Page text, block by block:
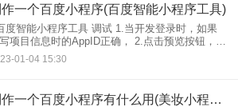
一个百度小程序(百度智能小程序工具)
智能小程序工具 调试 1.当开发登录时，如果
目信息时的AppID正确， 2.点击预览按钮，开
工具会编译当前项目，然后制作压缩包会上传
务器，生成预览二维码。用百度app扫
01-04 15:30
制作一个百度小程序有什么用(美妆小程序有什么用开发这个小程序有何意义)